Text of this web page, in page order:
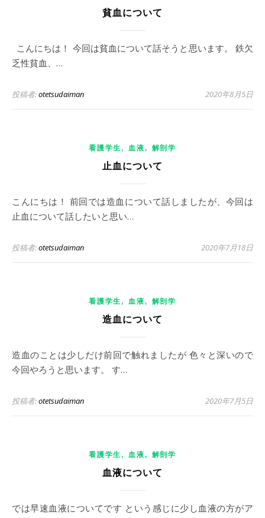
貧血について
こんにちは！ 今回は貧血について話そうと思います。 鉄欠
乏性貧血、…
投稿者:otetsudaiman 2020年8月5日
看護学生,血液, 解剖学
止血について
こんにちは！ 前回では造血について話しましたが、今回は
止血について話したいと思い…
投稿者:otetsudaiman 2020年7月18日
看護学生,血液, 解剖学
造血について
造血のことは少しだけ前回で触れましたが 色々と深いので
今回やろうと思います。 す…
投稿者:otetsudaiman 2020年7月5日
看護学生,血液, 解剖学
血液について
では早速血液についてです という感じに少し血液の方がア